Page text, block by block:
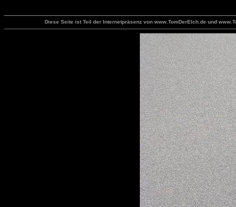
Diese Seite ist Teil der Internetpräsenz von www.TomDerElch.de und